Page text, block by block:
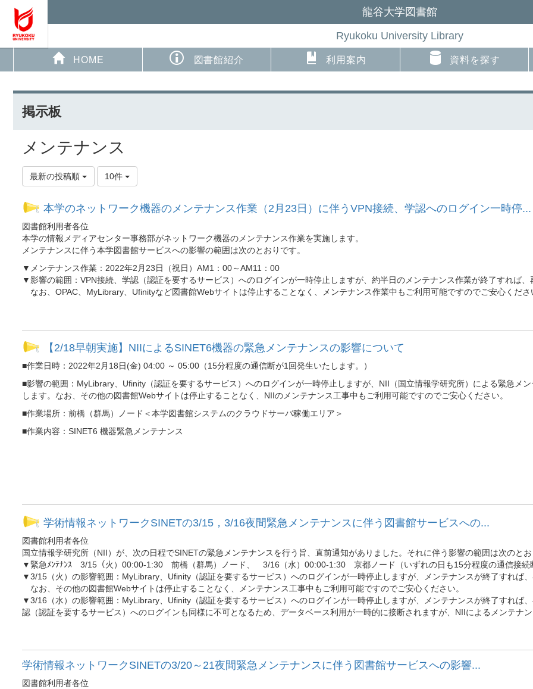
龍谷大学図書館
Ryukoku University Library
HOME 図書館紹介 利用案内 資料を探す
掲示板
メンテナンス
最新の投稿順 10件
本学のネットワーク機器のメンテナンス作業（2月23日）に伴うVPN接続、学認へのログイン一時停...
図書館利用者各位
本学の情報メディアセンター事務部がネットワーク機器のメンテナンス作業を実施します。
メンテナンスに伴う本学図書館サービスへの影響の範囲は次のとおりです。
▼メンテナンス作業：2022年2月23日（祝日）AM1：00～AM11：00
▼影響の範囲：VPN接続、学認（認証を要するサービス）へのログインが一時停止しますが、約半日のメンテナンス作業が終了すれば、
なお、OPAC、MyLibrary、Ufinityなど図書館Webサイトは停止することなく、メンテナンス作業中もご利用可能ですのでご安心くださ
【2/18早朝実施】NIIによるSINET6機器の緊急メンテナンスの影響について
■作業日時：2022年2月18日(金) 04:00 ～ 05:00（15分程度の通信断が1回発生いたします。）
■影響の範囲：MyLibrary、Ufinity（認証を要するサービス）へのログインが一時停止しますが、NII（国立情報学研究所）による緊急メ
します。なお、その他の図書館Webサイトは停止することなく、NIIのメンテナンス工事中もご利用可能ですのでご安心ください。
■作業場所：前橋（群馬）ノード＜本学図書館システムのクラウドサーバ稼働エリア＞
■作業内容：SINET6 機器緊急メンテナンス
学術情報ネットワークSINETの3/15，3/16夜間緊急メンテナンスに伴う図書館サービスへの...
図書館利用者各位
国立情報学研究所（NII）が、次の日程でSINETの緊急メンテナンスを行う旨、直前通知がありました。それに伴う影響の範囲は次のとお
▼緊急ﾒﾝﾃﾅﾝｽ 3/15（火）00:00-1:30 前橋（群馬）ノード、 3/16（水）00:00-1:30 京都ノード（いずれの日も15分程度の通信接続
▼3/15（火）の影響範囲：MyLibrary、Ufinity（認証を要するサービス）へのログインが一時停止しますが、メンテナンスが終了すれば
なお、その他の図書館Webサイトは停止することなく、メンテナンス工事中もご利用可能ですのでご安心ください。
▼3/16（水）の影響範囲：MyLibrary、Ufinity（認証を要するサービス）へのログインが一時停止しますが、メンテナンスが終了すれば
認（認証を要するサービス）へのログインも同様に不可となるため、データベース利用が一時的に接断されますが、NIIによるメンテナ
学術情報ネットワークSINETの3/20～21夜間緊急メンテナンスに伴う図書館サービスへの影響...
図書館利用者各位